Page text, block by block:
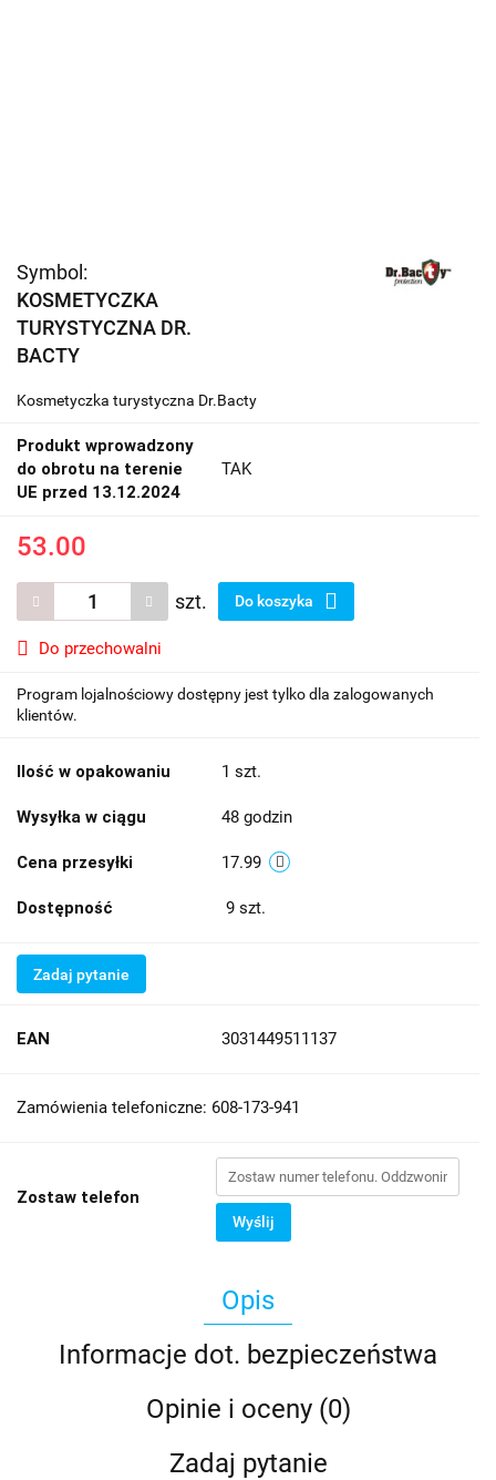
Symbol:
KOSMETYCZKA
TURYSTYCZNA DR.
BACTY
Kosmetyczka turystyczna Dr.Bacty
Produkt wprowadzony
do obrotu na terenie
UE przed 13.12.2024
TAK
53.00
szt. Do koszyka
Do przechowalni
Program lojalnościowy dostępny jest tylko dla zalogowanych
klientów.
Ilość w opakowaniu 1 szt.
Wysyłka w ciągu 48 godzin
Cena przesyłki 17.99
Dostępność 9 szt.
Zadaj pytanie
EAN 3031449511137
Zamówienia telefoniczne: 608-173-941
Zostaw telefon
Wyślij
Opis
Informacje dot. bezpieczeństwa
Opinie i oceny (0)
Zadaj pytanie